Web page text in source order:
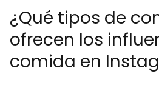
¿Qué tipos de
ofrecen los
comida en